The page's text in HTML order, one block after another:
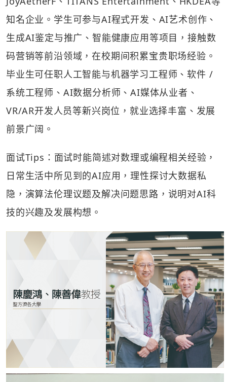
知名企业。学生可参与AI程式开发、AI艺术创作、
生成AI鉴定与推广、智能健康应用等项目，接触数
码营销等前沿领域，在校期间积累宝贵职场经验。
毕业生可任职人工智能与机器学习工程师、软件 /
系统工程师、AI数据分析师、AI媒体从业者、
VR/AR开发人员等新兴岗位，就业选择丰富、发展
前景广阔。
面试Tips：面试时能简述对数理或编程相关经验，
日常生活中所见到的AI应用，理性探讨大数据私
隐，演算法伦理议题及解决问题思路，说明对AI科
技的兴趣及发展构想。